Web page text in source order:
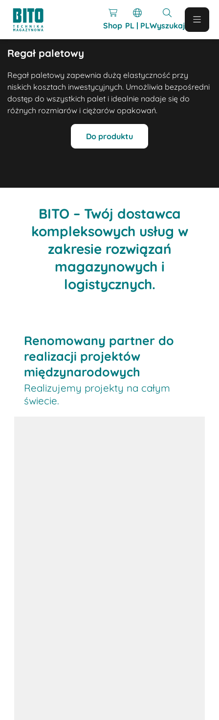
Shop PL | PLWyszukaj
BITO – Twój dostawca
kompleksowych usług w
zakresie rozwiązań
magazynowych i
logistycznych.
Regał paletowy
Regał paletowy zapewnia dużą elastyczność przy
niskich kosztach inwestycyjnych. Umożliwia bezpośredni
dostęp do wszystkich palet i idealnie nadaje się do
różnych rozmiarów i ciężarów opakowań.
Do produktu
Renomowany partner do
realizacji projektów
międzynarodowych
Realizujemy projekty na całym
świecie.